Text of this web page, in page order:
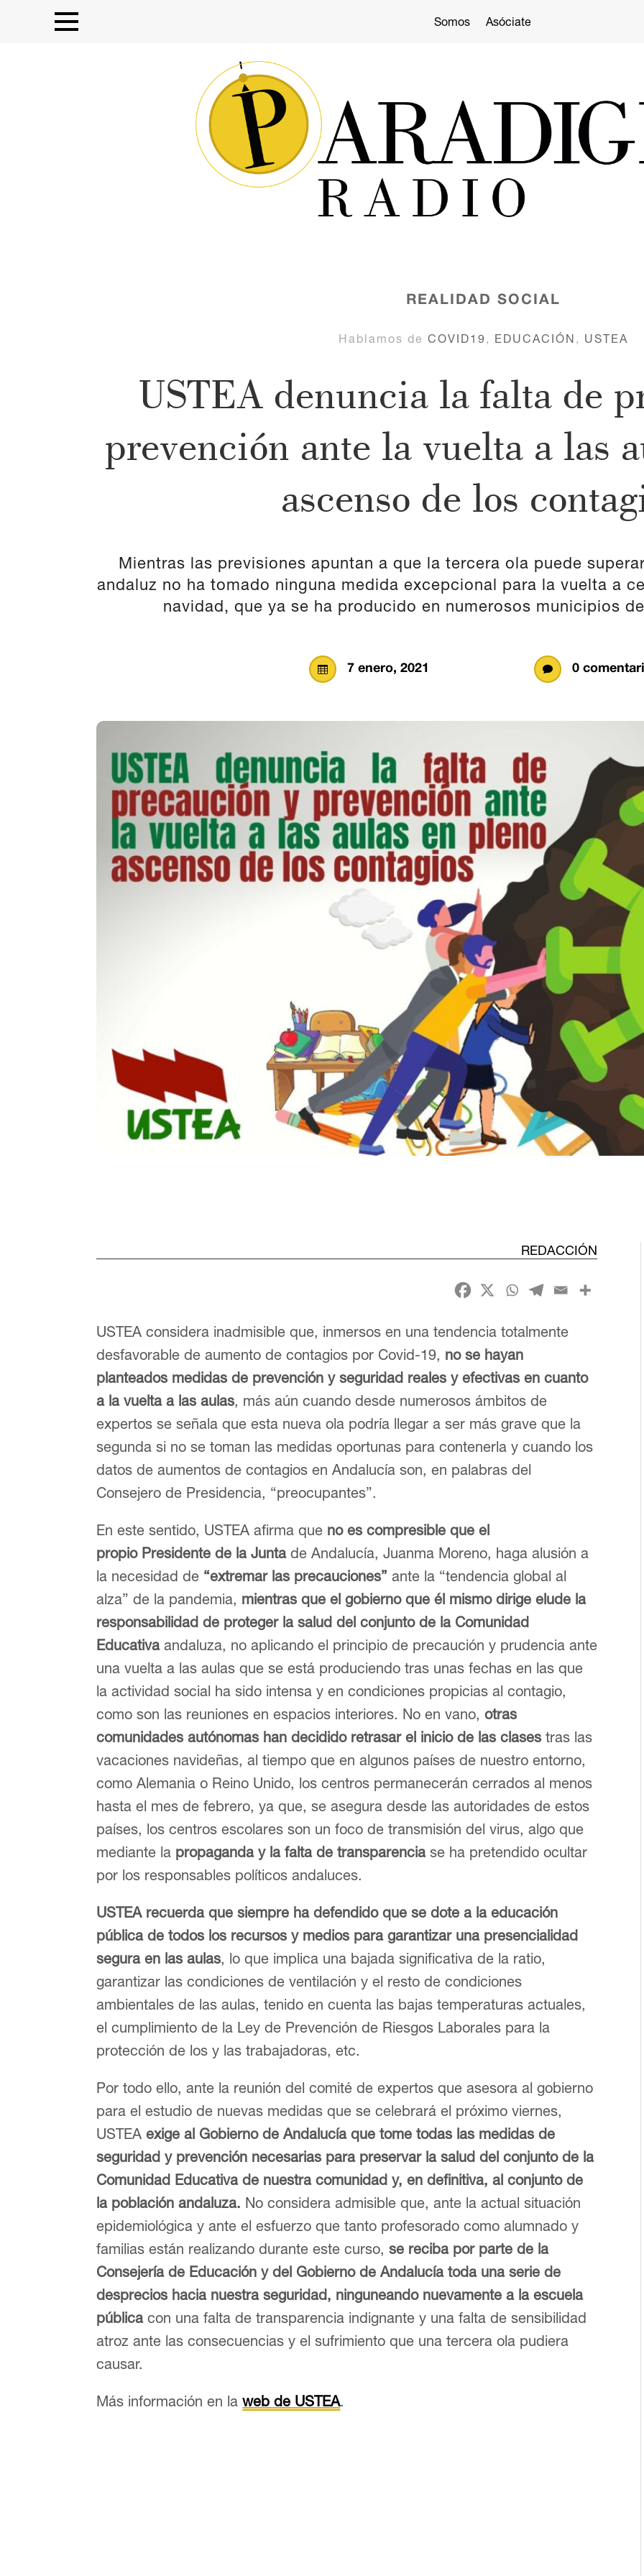
Somos Asóciate
REALIDAD SOCIAL
Hablamos de COVID19 , EDUCACIÓN , USTEA
USTEA denuncia la falta de
prevención ante la vuelta a las
ascenso de los
Mientras las previsiones apuntan a que la tercera ola puede
andaluz no ha tomado ninguna medida excepcional para la vuelta a
navidad, que ya se ha producido en numerosos municipios
 7 enero, 2021  0
REDACCIÓN
USTEA considera inadmisible que, inmersos en una tendencia totalmente
desfavorable de aumento de contagios por Covid-19, no se hayan
planteados medidas de prevención y seguridad reales y efectivas en cuanto
a la vuelta a las aulas, más aún cuando desde numerosos ámbitos de
expertos se señala que esta nueva ola podría llegar a ser más grave que la
segunda si no se toman las medidas oportunas para contenerla y cuando los
datos de aumentos de contagios en Andalucía son, en palabras del
Consejero de Presidencia, “preocupantes”.
En este sentido, USTEA afirma que no es compresible que el
propio Presidente de la Juntade Andalucía, Juanma Moreno, haga alusión a
la necesidad de “extremar las precauciones” ante la “tendencia global al
alza” de la pandemia, mientras que el gobierno que él mismo dirige elude la
responsabilidad de proteger la salud del conjunto de la Comunidad
Educativaandaluza, no aplicando el principio de precaución y prudencia ante
una vuelta a las aulas que se está produciendo tras unas fechas en las que
la actividad social ha sido intensa y en condiciones propicias al contagio,
como son las reuniones en espacios interiores. No en vano,otras
comunidades autónomas han decidido retrasar el inicio de las clasestras las
vacaciones navideñas, al tiempo que en algunos países de nuestro entorno,
como Alemania o Reino Unido, los centros permanecerán cerrados al menos
hasta el mes de febrero, ya que, se asegura desde las autoridades de estos
países, los centros escolares son un foco de transmisión del virus, algo que
mediante la propaganda y la falta de transparenciase ha pretendido ocultar
por los responsables políticos andaluces.
USTEA recuerda que siempre ha defendido que se dote a la educación
pública de todos los recursos y medios para garantizar una presencialidad
segura en las aulas, lo que implica una bajada significativa de la ratio,
garantizar las condiciones de ventilación y el resto de condiciones
ambientales de las aulas, tenido en cuenta las bajas temperaturas actuales,
el cumplimiento de la Ley de Prevención de Riesgos Laborales para la
protección de los y las trabajadoras, etc.
Por todo ello, ante la reunión del comité de expertos que asesora al gobierno
para el estudio de nuevas medidas que se celebrará el próximo viernes,
USTEAexige al Gobierno de Andalucía que tome todas las medidas de
seguridad y prevención necesarias para preservar la salud del conjunto de la
Comunidad Educativa de nuestra comunidad y, en definitiva, al conjunto de
la población andaluza. No considera admisible que, ante la actual situación
epidemiológica y ante el esfuerzo que tanto profesorado como alumnado y
familias están realizando durante este curso,se reciba por parte de la
Consejería de Educación y del Gobierno de Andalucía toda una serie de
desprecios hacia nuestra seguridad, ninguneando nuevamente a la escuela
públicacon una falta de transparencia indignante y una falta de sensibilidad
atroz ante las consecuencias y el sufrimiento que una tercera ola pudiera
causar.
Más información en laweb de USTEA.